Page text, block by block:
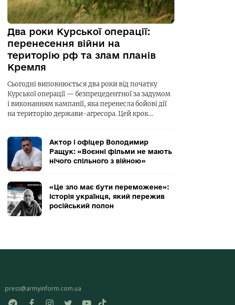
Два роки Курської операції:
перенесення війни на
територію рф та злам планів
Кремля
Сьогодні виповнюється два роки від початку
Курської операції — безпрецедентної за задумом
і виконанням кампанії, яка перенесла бойові дії
на територію держави-агресора. Цей крок…
Актор і офіцер Володимир
Ращук: «Воєнні фільми не мають
нічого спільного з війною»
«Це зло має бути переможене»:
історія українця, який пережив
російський полон
press@armyinform.com.ua